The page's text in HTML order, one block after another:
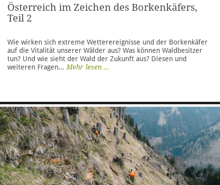
Österreich im Zeichen des Borkenkäfers,
Teil 2
Wie wirken sich extreme Wetterereignisse und der Borkenkäfer
auf die Vitalität unserer Wälder aus? Was können Waldbesitzer
tun? Und wie sieht der Wald der Zukunft aus? Diesen und
weiteren Fragen... Mehr lesen ...